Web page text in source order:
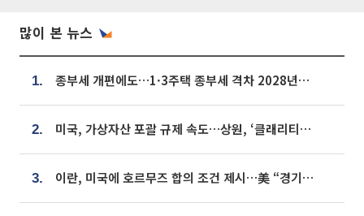
많이 본 뉴스
1. 종부세 개편에도…1·3주택 종부세 격차 2028년부터 확대
2. 미국, 가상자산 포괄 규제 속도…상원, ‘클래리티법’ 9월 절차투표 추진
3. 이란, 미국에 호르무즈 합의 조건 제시…美 “경기 아직 안 끝나” [종합]